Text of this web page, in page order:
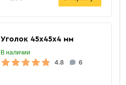
Уголок 45х45х4 мм
В наличии
4.8 6